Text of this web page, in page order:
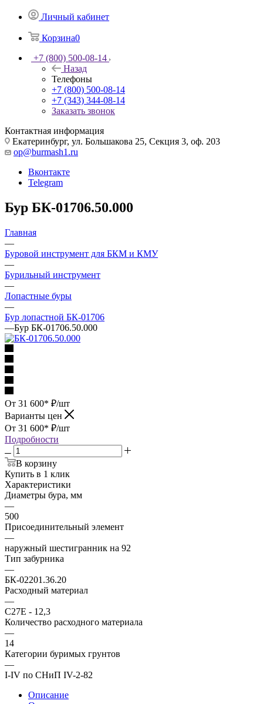
Личный кабинет
Корзина0
+7 (800) 500-08-14
Назад
Телефоны
+7 (800) 500-08-14
+7 (343) 344-08-14
Заказать звонок
Контактная информация
Екатеринбург, ул. Большакова 25, Секция 3, оф. 203
op@burmash1.ru
Вконтакте
Telegram
Бур БК-01706.50.000
Главная
—
Буровой инструмент для БКМ и КМУ
—
Бурильный инструмент
—
Лопастные буры
—
Бур лопастной БК-01706
—Бур БК-01706.50.000
От 31 600* ₽/шт
Варианты цен
От 31 600* ₽/шт
Подробности
В корзину
Купить в 1 клик
Характеристики
Диаметры бура, мм
—
500
Присоединительный элемент
—
наружный шестигранник на 92
Тип забурника
—
БК-02201.36.20
Расходный материал
—
С27Е - 12,3
Количество расходного материала
—
14
Категории буримых грунтов
—
I-IV по СНиП IV-2-82
Описание